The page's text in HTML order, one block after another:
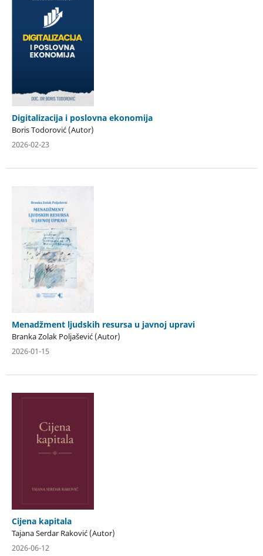
Digitalizacija i poslovna ekonomija
Boris Todorović (Autor)
2026-02-23
Menadžment ljudskih resursa u javnoj upravi
Branka Zolak Poljašević (Autor)
2026-01-15
Cijena kapitala
Tajana Serdar Raković (Autor)
2026-06-12